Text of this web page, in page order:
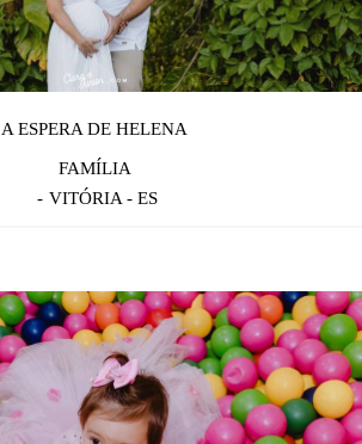
A ESPERA DE HELENA
FAMÍLIA
VITÓRIA - ES